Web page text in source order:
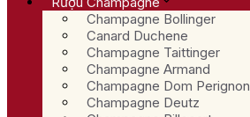
Champagne Bollinger
Canard Duchene
Champagne Taittinger
Champagne Armand
Champagne Dom Perignon
Champagne Deutz